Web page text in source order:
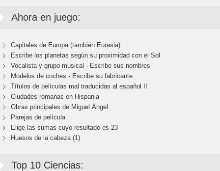
Ahora en juego:
Capitales de Europa (también Eurasia)
Escribe los planetas según su proximidad con el Sol
Vocalista y grupo musical - Escribe sus nombres
Modelos de coches - Escribe su fabricante
Títulos de películas mal traducidas al español II
Ciudades romanas en Hispania
Obras principales de Miguel Ángel
Parejas de película
Elige las sumas cuyo resultado es 23
Huesos de la cabeza (1)
Top 10 Ciencias: